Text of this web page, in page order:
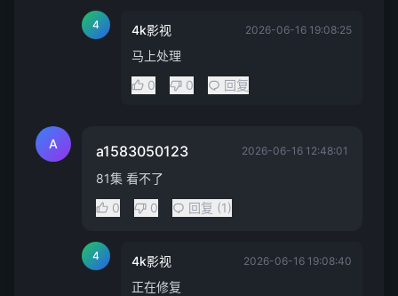
4 4k影视 2026-06-16 19:08:25
马上处理
0
0 回复
A a1583050123 2026-06-16 12:48:01
81集 看不了
0
0 回复 (1)
4 4k影视 2026-06-16 19:08:40
正在修复